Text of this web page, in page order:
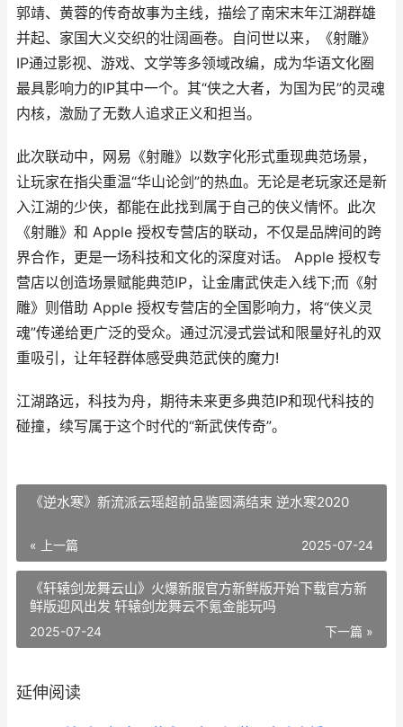
郭靖、黄蓉的传奇故事为主线，描绘了南宋末年江湖群雄
并起、家国大义交织的壮阔画卷。自问世以来，《射雕》
IP通过影视、游戏、文学等多领域改编，成为华语文化圈
最具影响力的IP其中一个。其“侠之大者，为国为民”的灵魂
内核，激励了无数人追求正义和担当。
此次联动中，网易《射雕》以数字化形式重现典范场景，
让玩家在指尖重温“华山论剑”的热血。无论是老玩家还是新
入江湖的少侠，都能在此找到属于自己的侠义情怀。此次
《射雕》和 Apple 授权专营店的联动，不仅是品牌间的跨
界合作，更是一场科技和文化的深度对话。 Apple 授权专
营店以创造场景赋能典范IP，让金庸武侠走入线下;而《射
雕》则借助 Apple 授权专营店的全国影响力，将“侠义灵
魂”传递给更广泛的受众。通过沉浸式尝试和限量好礼的双
重吸引，让年轻群体感受典范武侠的魔力!
江湖路远，科技为舟，期待未来更多典范IP和现代科技的
碰撞，续写属于这个时代的“新武侠传奇”。
《逆水寒》新流派云瑶超前品鉴圆满结束 逆水寒2020
« 上一篇 2025-07-24
《轩辕剑龙舞云山》火爆新服官方新鲜版开始下载官方新
鲜版迎风出发 轩辕剑龙舞云不氪金能玩吗
下一篇 »
2025-07-24
延伸阅读